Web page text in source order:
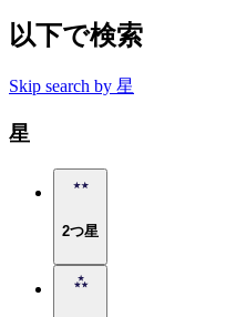
以下で検索
Skip search by 星
星
2つ星